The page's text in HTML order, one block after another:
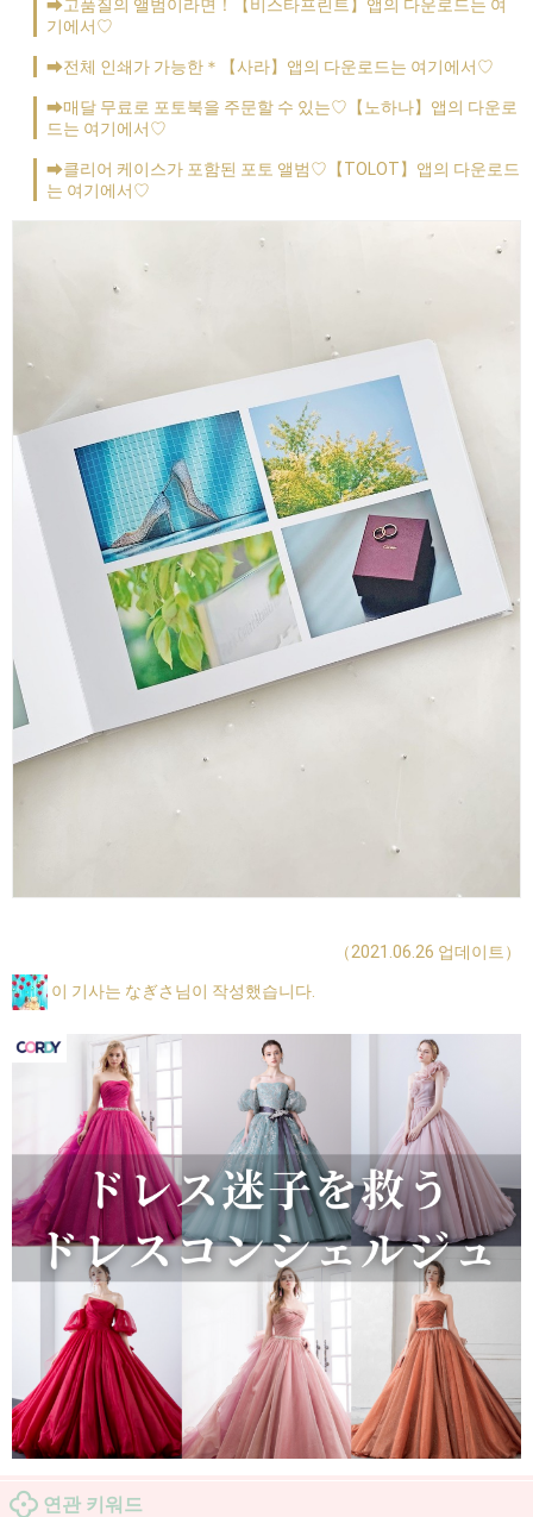
➡고품질의 앨범이라면！【비스타프린트】앱의 다운로드는 여
기에서♡
➡전체 인쇄가 가능한＊【사라】앱의 다운로드는 여기에서♡
➡매달 무료로 포토북을 주문할 수 있는♡【노하나】앱의 다운로
드는 여기에서♡
➡클리어 케이스가 포함된 포토 앨범♡【TOLOT】앱의 다운로드
는 여기에서♡
（2021.06.26 업데이트）
이 기사는 なぎさ님이 작성했습니다.
연관 키워드